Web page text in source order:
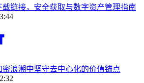
载链接，安全获取与数字资产管理指南
密浪潮中坚守去中心化的价值锚点